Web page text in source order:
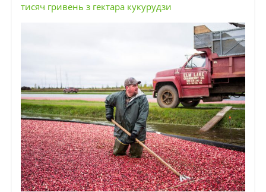
тисяч гривень з гектара кукурудзи